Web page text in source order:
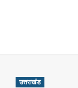
उत्तराखंड